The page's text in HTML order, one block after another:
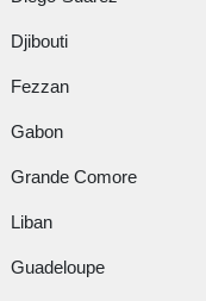
Djibouti
Fezzan
Gabon
Grande Comore
Liban
Guadeloupe